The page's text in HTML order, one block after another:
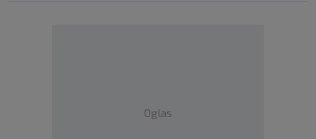
Oglas